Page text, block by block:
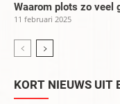
Waarom plots zo veel
11 februari 2025
KORT NIEUWS UIT